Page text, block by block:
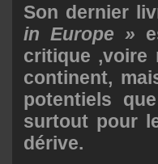
Son dernier
in Europe »
critique ,voire
continent,
potentiels
surtout pour
dérive.